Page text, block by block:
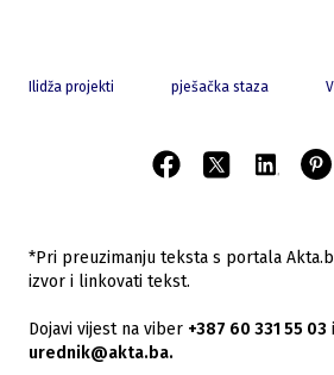
Ilidža projekti pješačka staza
*Pri preuzimanju teksta s portala
izvor i linkovati tekst.
Dojavi vijest na viber +387 60 331 55 03
urednik@akta.ba.